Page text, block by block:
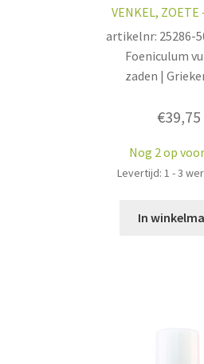
VENKEL, ZOETE
artikelnr: 25286-
Foeniculum
zaden |
€39,75
Nog 2 op
Levertijd: 1 - 3
In